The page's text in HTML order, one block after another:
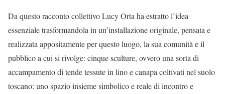
Da questo racconto collettivo Lucy Orta ha estratto l’idea
essenziale trasformandola in un’installazione originale, pensata e
realizzata appositamente per questo luogo, la sua comunità e il
pubblico a cui si rivolge: cinque sculture, ovvero una sorta di
accampamento di tende tessute in lino e canapa coltivati nel suolo
toscano: uno spazio insieme simbolico e reale di incontro e